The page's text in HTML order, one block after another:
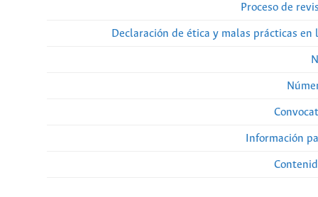
Proceso de
Declaración de ética y malas prácticas en
Información